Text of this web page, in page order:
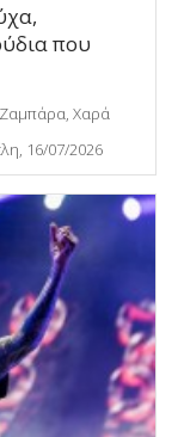
που
Χαρά
16/07/2026